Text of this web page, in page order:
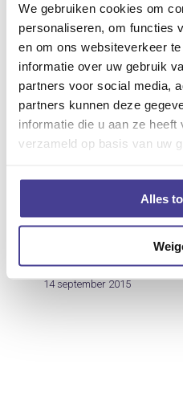
We gebruiken cookies om
personaliseren, om functies
en om ons websiteverkeer
informatie over uw gebruik
partners voor social media,
partners kunnen deze
informatie die u aan ze
verzameld op basis van uw
Alles
Een
draaierige
Blog
concerten op de
14 september 2015